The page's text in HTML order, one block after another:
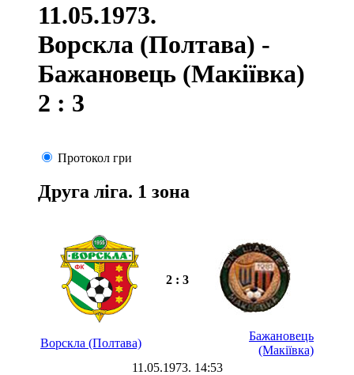
11.05.1973.
Ворскла (Полтава) -
Бажановець (Макіївка)
2 : 3
Протокол гри
Друга ліга. 1 зона
2 : 3
Ворскла (Полтава)
Бажановець
(Макіївка)
11.05.1973. 14:53